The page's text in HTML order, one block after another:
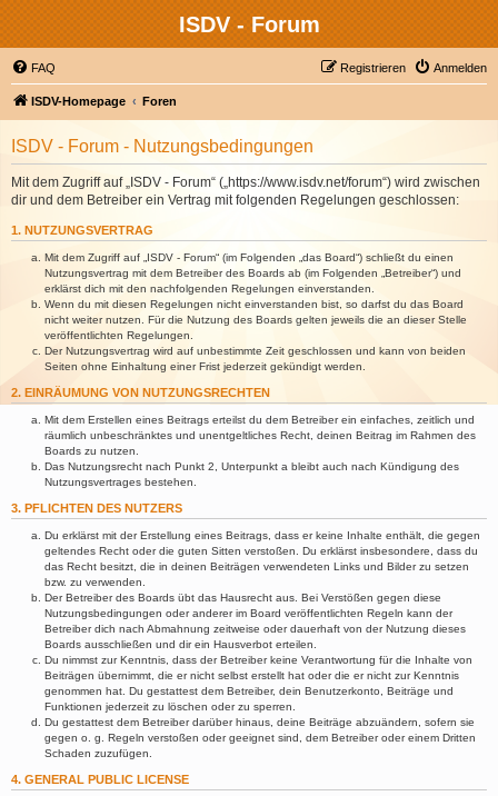
ISDV - Forum
FAQ Anmelden
Registrieren
ISDV-Homepage Foren
ISDV - Forum - Nutzungsbedingungen
Mit dem Zugriff auf „ISDV - Forum“ („https://www.isdv.net/forum“) wird zwischen
dir und dem Betreiber ein Vertrag mit folgenden Regelungen geschlossen:
1. NUTZUNGSVERTRAG
Mit dem Zugriff auf „ISDV - Forum“ (im Folgenden „das Board“) schließt du einen
Nutzungsvertrag mit dem Betreiber des Boards ab (im Folgenden „Betreiber“) und
erklärst dich mit den nachfolgenden Regelungen einverstanden.
Wenn du mit diesen Regelungen nicht einverstanden bist, so darfst du das Board
nicht weiter nutzen. Für die Nutzung des Boards gelten jeweils die an dieser Stelle
veröffentlichten Regelungen.
Der Nutzungsvertrag wird auf unbestimmte Zeit geschlossen und kann von beiden
Seiten ohne Einhaltung einer Frist jederzeit gekündigt werden.
2. EINRÄUMUNG VON NUTZUNGSRECHTEN
Mit dem Erstellen eines Beitrags erteilst du dem Betreiber ein einfaches, zeitlich und
räumlich unbeschränktes und unentgeltliches Recht, deinen Beitrag im Rahmen des
Boards zu nutzen.
Das Nutzungsrecht nach Punkt 2, Unterpunkt a bleibt auch nach Kündigung des
Nutzungsvertrages bestehen.
3. PFLICHTEN DES NUTZERS
Du erklärst mit der Erstellung eines Beitrags, dass er keine Inhalte enthält, die gegen
geltendes Recht oder die guten Sitten verstoßen. Du erklärst insbesondere, dass du
das Recht besitzt, die in deinen Beiträgen verwendeten Links und Bilder zu setzen
bzw. zu verwenden.
Der Betreiber des Boards übt das Hausrecht aus. Bei Verstößen gegen diese
Nutzungsbedingungen oder anderer im Board veröffentlichten Regeln kann der
Betreiber dich nach Abmahnung zeitweise oder dauerhaft von der Nutzung dieses
Boards ausschließen und dir ein Hausverbot erteilen.
Du nimmst zur Kenntnis, dass der Betreiber keine Verantwortung für die Inhalte von
Beiträgen übernimmt, die er nicht selbst erstellt hat oder die er nicht zur Kenntnis
genommen hat. Du gestattest dem Betreiber, dein Benutzerkonto, Beiträge und
Funktionen jederzeit zu löschen oder zu sperren.
Du gestattest dem Betreiber darüber hinaus, deine Beiträge abzuändern, sofern sie
gegen o. g. Regeln verstoßen oder geeignet sind, dem Betreiber oder einem Dritten
Schaden zuzufügen.
4. GENERAL PUBLIC LICENSE